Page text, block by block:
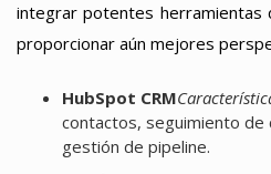
integrar potentes herramientas
proporcionar aún mejores
HubSpot CRM
contactos, seguimiento
gestión de pipeline.